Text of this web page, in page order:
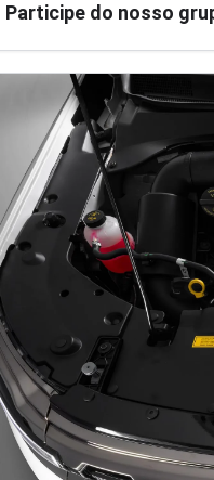
Participe do nosso